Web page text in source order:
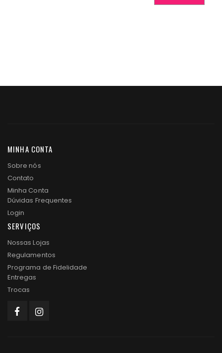
MINHA CONTA
Sobre nós
Contato
Minha Conta
Dúvidas Frequentes
Login
SERVIÇOS
Nossas Lojas
Regulamentos
Programa de Fidelidade
Entregas
Trocas